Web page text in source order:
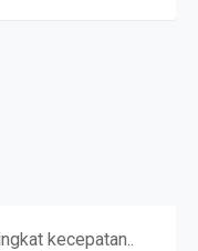
kecepatan..